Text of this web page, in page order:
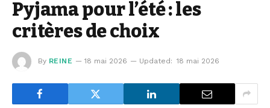
Pyjama pour l’été : les
critères de choix
By REINE 18 mai 2026 Updated: 18 mai 2026